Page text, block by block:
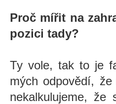
Proč mířit na
pozici tady?
Ty vole, tak to je
mých odpovědí,
nekalkulujeme,